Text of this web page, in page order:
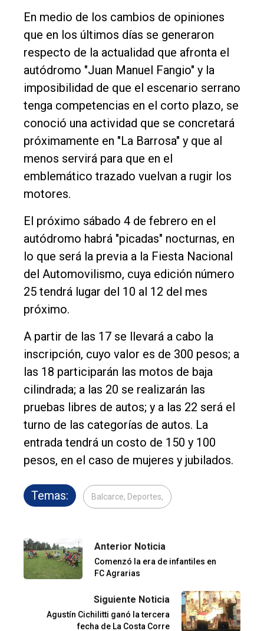
Int.
General
Política
Cultura
Entrevistas
Rural
Deportes
Fúnebres
Empresa
Nosotros
Contacto
En medio de los cambios de opiniones
que en los últimos días se generaron
respecto de la actualidad que afronta el
autódromo "Juan Manuel Fangio" y la
imposibilidad de que el escenario serrano
tenga competencias en el corto plazo, se
conoció una actividad que se concretará
próximamente en "La Barrosa" y que al
menos servirá para que en el
emblemático trazado vuelvan a rugir los
motores.
El próximo sábado 4 de febrero en el
autódromo habrá "picadas" nocturnas, en
lo que será la previa a la Fiesta Nacional
del Automovilismo, cuya edición número
25 tendrá lugar del 10 al 12 del mes
próximo.
A partir de las 17 se llevará a cabo la
inscripción, cuyo valor es de 300 pesos; a
las 18 participarán las motos de baja
cilindrada; a las 20 se realizarán las
pruebas libres de autos; y a las 22 será el
turno de las categorías de autos. La
entrada tendrá un costo de 150 y 100
pesos, en el caso de mujeres y jubilados.
Temas: Balcarce, Deportes,
Anterior Noticia
Comenzó la era de infantiles en
FC Agrarias
Siguiente Noticia
Agustín Cichilitti ganó la tercera
fecha de La Costa Corre